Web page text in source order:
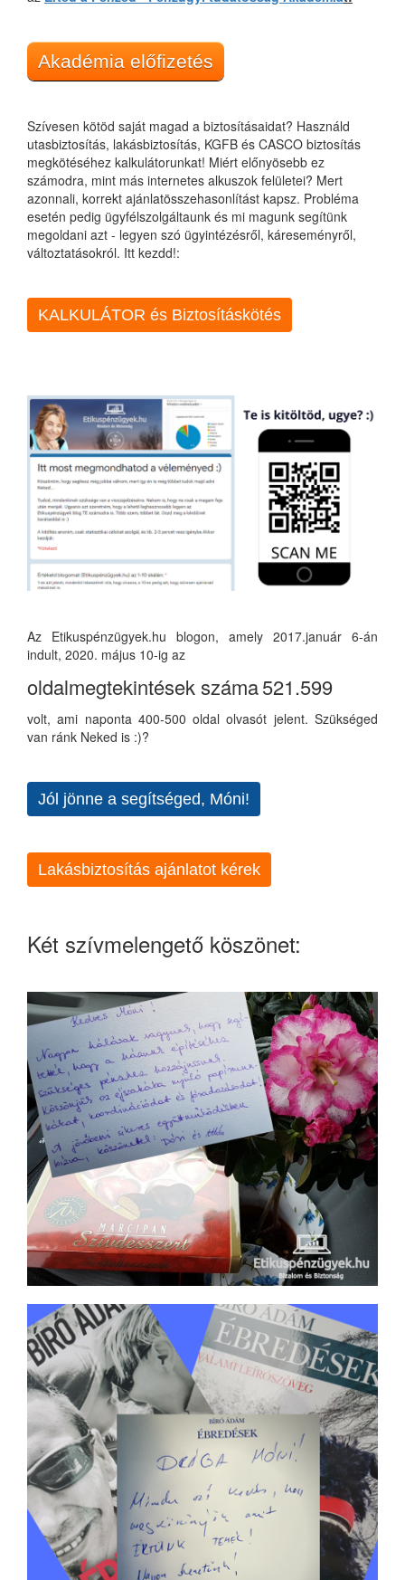
Akadémia előfizetés
Szívesen kötöd saját magad a biztosításaidat? Használd
utasbiztosítás, lakásbiztosítás, KGFB és CASCO biztosítás
megkötéséhez kalkulátorunkat! Miért előnyösebb ez
számodra, mint más internetes alkuszok felületei? Mert
azonnali, korrekt ajánlatösszehasonlítást kapsz. Probléma
esetén pedig ügyfélszolgáltaunk és mi magunk segítünk
megoldani azt - legyen szó ügyintézésről, káreseményről,
változtatásokról. Itt kezdd!:
KALKULÁTOR és Biztosításkötés
Az Etikuspénzügyek.hu blogon, amely 2017.január 6-án
indult, 2020. május 10-ig az
oldalmegtekintések száma521.599
volt, ami naponta 400-500 oldal olvasót jelent. Szükséged
van ránk Neked is :)?
Jól jönne a segítséged, Móni!
Lakásbiztosítás ajánlatot kérek
Két szívmelengető köszönet: